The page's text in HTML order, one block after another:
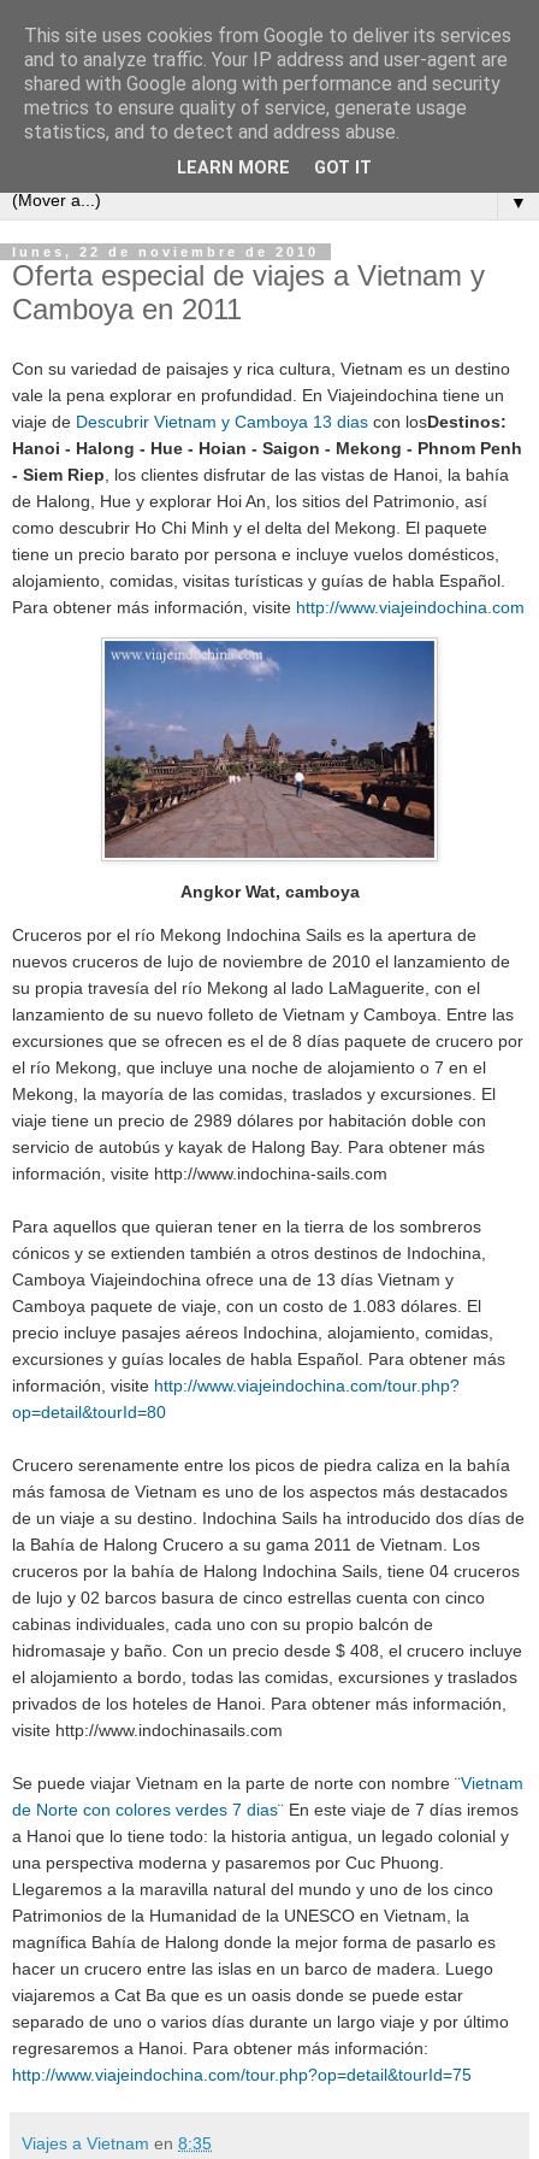
▼
lunes, 22 de noviembre de 2010
Oferta especial de viajes a Vietnam y
Camboya en 2011
Con su variedad de paisajes y rica cultura, Vietnam es un destino
vale la pena explorar en profundidad. En Viajeindochina tiene un
viaje de Descubrir Vietnam y Camboya 13 dias con losDestinos:
Hanoi - Halong - Hue - Hoian - Saigon - Mekong - Phnom Penh
- Siem Riep , los clientes disfrutar de las vistas de Hanoi, la bahía
de Halong, Hue y explorar Hoi An, los sitios del Patrimonio, así
como descubrir Ho Chi Minh y el delta del Mekong. El paquete
tiene un precio barato por persona e incluye vuelos domésticos,
alojamiento, comidas, visitas turísticas y guías de habla Español.
Para obtener más información, visite http://www.viajeindochina.com
Angkor Wat, camboya
Cruceros por el río Mekong Indochina Sails es la apertura de
nuevos cruceros de lujo de noviembre de 2010 el lanzamiento de
su propia travesía del río Mekong al lado LaMaguerite, con el
lanzamiento de su nuevo folleto de Vietnam y Camboya. Entre las
excursiones que se ofrecen es el de 8 días paquete de crucero por
el río Mekong, que incluye una noche de alojamiento o 7 en el
Mekong, la mayoría de las comidas, traslados y excursiones. El
viaje tiene un precio de 2989 dólares por habitación doble con
servicio de autobús y kayak de Halong Bay. Para obtener más
información, visite http://www.indochina-sails.com
Para aquellos que quieran tener en la tierra de los sombreros
cónicos y se extienden también a otros destinos de Indochina,
Camboya Viajeindochina ofrece una de 13 días Vietnam y
Camboya paquete de viaje, con un costo de 1.083 dólares. El
precio incluye pasajes aéreos Indochina, alojamiento, comidas,
excursiones y guías locales de habla Español. Para obtener más
información, visite http://www.viajeindochina.com/tour.php?
op=detail&tourId=80
Crucero serenamente entre los picos de piedra caliza en la bahía
más famosa de Vietnam es uno de los aspectos más destacados
de un viaje a su destino. Indochina Sails ha introducido dos días de
la Bahía de Halong Crucero a su gama 2011 de Vietnam. Los
cruceros por la bahía de Halong Indochina Sails, tiene 04 cruceros
de lujo y 02 barcos basura de cinco estrellas cuenta con cinco
cabinas individuales, cada uno con su propio balcón de
hidromasaje y baño. Con un precio desde $ 408, el crucero incluye
el alojamiento a bordo, todas las comidas, excursiones y traslados
privados de los hoteles de Hanoi. Para obtener más información,
visite http://www.indochinasails.com
Se puede viajar Vietnam en la parte de norte con nombre ¨Vietnam
de Norte con colores verdes 7 dias¨ En este viaje de 7 días iremos
a Hanoi que lo tiene todo: la historia antigua, un legado colonial y
una perspectiva moderna y pasaremos por Cuc Phuong.
Llegaremos a la maravilla natural del mundo y uno de los cinco
Patrimonios de la Humanidad de la UNESCO en Vietnam, la
magnífica Bahía de Halong donde la mejor forma de pasarlo es
hacer un crucero entre las islas en un barco de madera. Luego
viajaremos a Cat Ba que es un oasis donde se puede estar
separado de uno o varios días durante un largo viaje y por último
regresaremos a Hanoi. Para obtener más información:
http://www.viajeindochina.com/tour.php?op=detail&tourId=75
Viajes a Vietnam en 8:35
This site uses cookies from Google to deliver its services
and to analyze traffic. Your IP address and user-agent are
shared with Google along with performance and security
metrics to ensure quality of service, generate usage
statistics, and to detect and address abuse.
LEARN MORE GOT IT